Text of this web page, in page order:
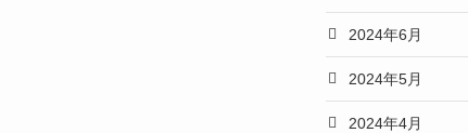
2024年6月
2024年5月
2024年4月